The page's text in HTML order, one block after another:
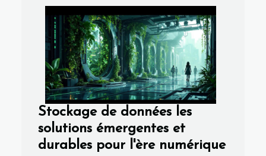
Stockage de données les
solutions émergentes et
durables pour l'ère numérique